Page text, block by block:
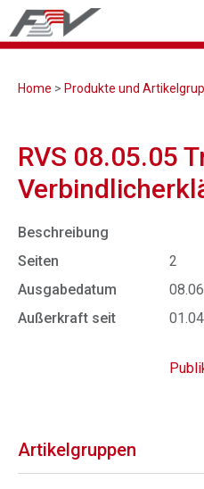
Home > Produkte und
RVS 08.05.05
Beschreibung
Seiten
2
Ausgabedatum
Außerkraft seit
Artikelgruppen